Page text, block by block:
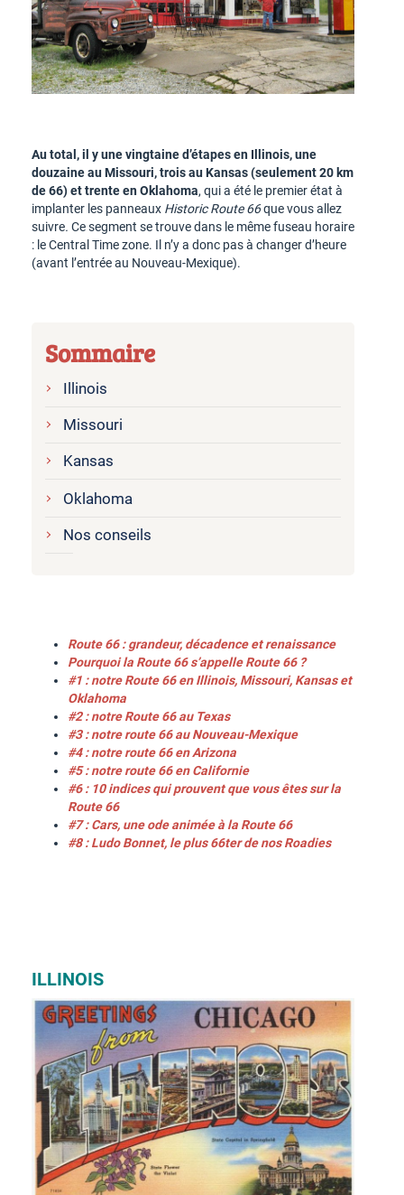
Au total, il y une vingtaine d’étapes en Illinois, une
douzaine au Missouri, trois au Kansas (seulement 20 km
de 66) et trente en Oklahoma, qui a été le premier état à
implanter les panneaux Historic Route 66que vous allez
suivre. Ce segment se trouve dans le même fuseau horaire
: le Central Time zone. Il n’y a donc pas à changer d’heure
(avant l’entrée au Nouveau-Mexique).
Sommaire
Illinois
Missouri
Kansas
Oklahoma
Nos conseils
Route 66 : grandeur, décadence et renaissance
Pourquoi la Route 66 s’appelle Route 66 ?
#1 : notre Route 66 en Illinois, Missouri, Kansas et
Oklahoma
#2 : notre Route 66 au Texas
#3 : notre route 66 au Nouveau-Mexique
#4 : notre route 66 en Arizona
#5 : notre route 66 en Californie
#6 : 10 indices qui prouvent que vous êtes sur la
Route 66
#7 : Cars, une ode animée à la Route 66
#8 : Ludo Bonnet, le plus 66ter de nos Roadies
ILLINOIS